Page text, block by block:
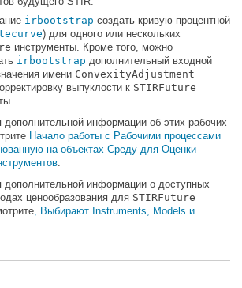
irbootstrap создать кривую процентной
) для одного или нескольких
инструменты. Кроме того, можно
irbootstrap дополнительный входной
имени ConvexityAdjustment
выпуклости к STIRFuture
информации об этих рабочих
Начало работы с Рабочими процессами
на объектах Среду для Оценки
.
дополнительной информации о доступных
ценообразования для STIRFuture
, Выбирают Instruments, Models и